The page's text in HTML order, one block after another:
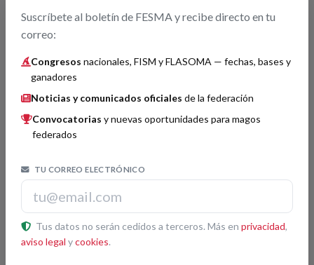
Suscríbete al boletín de FESMA y recibe directo en tu
correo:
Congresos nacionales, FISM y FLASOMA — fechas, bases y
ganadores
Noticias y comunicados oficiales de la federación
Convocatorias y nuevas oportunidades para magos
federados
TU CORREO ELECTRÓNICO
Tus datos no serán cedidos a terceros. Más en privacidad,
aviso legal ycookies.